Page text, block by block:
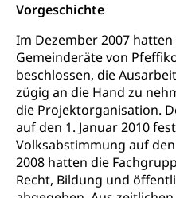
Vorgeschichte
Im Dezember 2007
Gemeinderäte von
beschlossen, die
zügig an die Hand zu
die Projektorganisation.
auf den 1. Januar 2010
Volksabstimmung auf den
2008 hatten die
Recht, Bildung und
Kunst & Kultur
Kulturpolitik,
Nachwuchsförderung,
Förderung,
Werkbeitrag,
Bildende Kunst,
Musik, Entwicklung,
Filmförderung, Regionale
Werkankäufe,
und Kultur,